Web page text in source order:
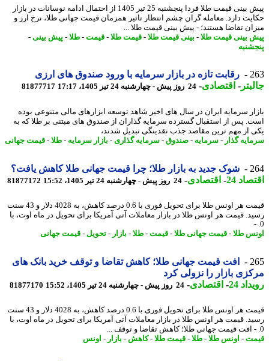
پیش بینی قیمت طلا فردا پنجشنبه 25 تیر 1405 از احتمال ادامه نوسانات در بازار
دارد. معامله گران چشم انتظار تاثیر همزمان قیمت جهانی طلا، نرخ ارز و
تقاضا هستند؛ - پیش بینی قیمت طلا ...
بینی قیمت طلا-بینی قیمت طلا-قیمت طلا-قیمت-طلا-پیش بینی -
رقابت تازه در بازار سرمایه با ورود صندوق های ارزی
-اقتصادی-24 روز پیش - چهارشنبه 24 تیر 1405، 17:17 81877717
سرمایه ایران در سال های اخیر شاهد توسعه ابزارهای مالی متنوعی بوده
پس از استقبال گسترده سرمایه گذاران از صندوق های مبتنی بر طلا که به
از مهم ترین مقاصد جذب نقدینگی تبدیل شدند،
گذار -سرمایه -صندوق-سرمایه گذاری- بازار سرمایه -طلا-قیمت جهانی
شوک جدید به بازار طلا؛ چرا قیمت جهانی طلا کاهش یافت؟
24
-اقتصادی-24 روز پیش - چهارشنبه 24 تیر 1405، 15:52 81877172
قیمت هر اونس طلا برای تحویل فوری با 0.6 درصد کاهش، به 4028 دلار و 43 سنت
قیمت هر اونس طلا در بازار معاملات آتی آمریکا برای تحویل در ماه اوت، با
طلا-قیمت جهانی طلا-قیمت-طلا-بازار - تحویل-قیمت جهانی
افت قیمت جهانی طلا؛ کاهش تقاضا و توقف خرید بانک های
بازار را نزولی کرد
24
-اقتصادی-24 روز پیش - چهارشنبه 24 تیر 1405، 15:52 81877170
قیمت هر اونس طلا برای تحویل فوری با 0.6 درصد کاهش، به 4028 دلار و 43 سنت
قیمت هر اونس طلا در بازار معاملات آتی آمریکا برای تحویل در ماه اوت، با
-اونس طلا-طلا-قیمت طلا-کاهش-بازار - اونس